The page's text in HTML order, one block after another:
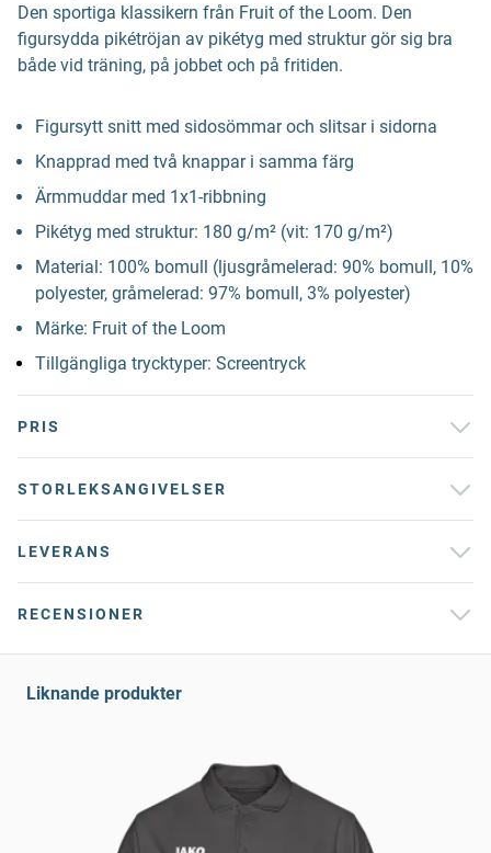
Den sportiga klassikern från Fruit of the Loom. Den
figursydda pikétröjan av pikétyg med struktur gör sig bra
både vid träning, på jobbet och på fritiden.
Figursytt snitt med sidosömmar och slitsar i sidorna
Knapprad med två knappar i samma färg
Ärmmuddar med 1x1-ribbning
Pikétyg med struktur: 180 g/m² (vit: 170 g/m²)
Material: 100% bomull (ljusgråmelerad: 90% bomull, 10%
polyester, gråmelerad: 97% bomull, 3% polyester)
Märke: Fruit of the Loom
Tillgängliga trycktyper: Screentryck
PRIS
STORLEKSANGIVELSER
LEVERANS
RECENSIONER
Liknande produkter